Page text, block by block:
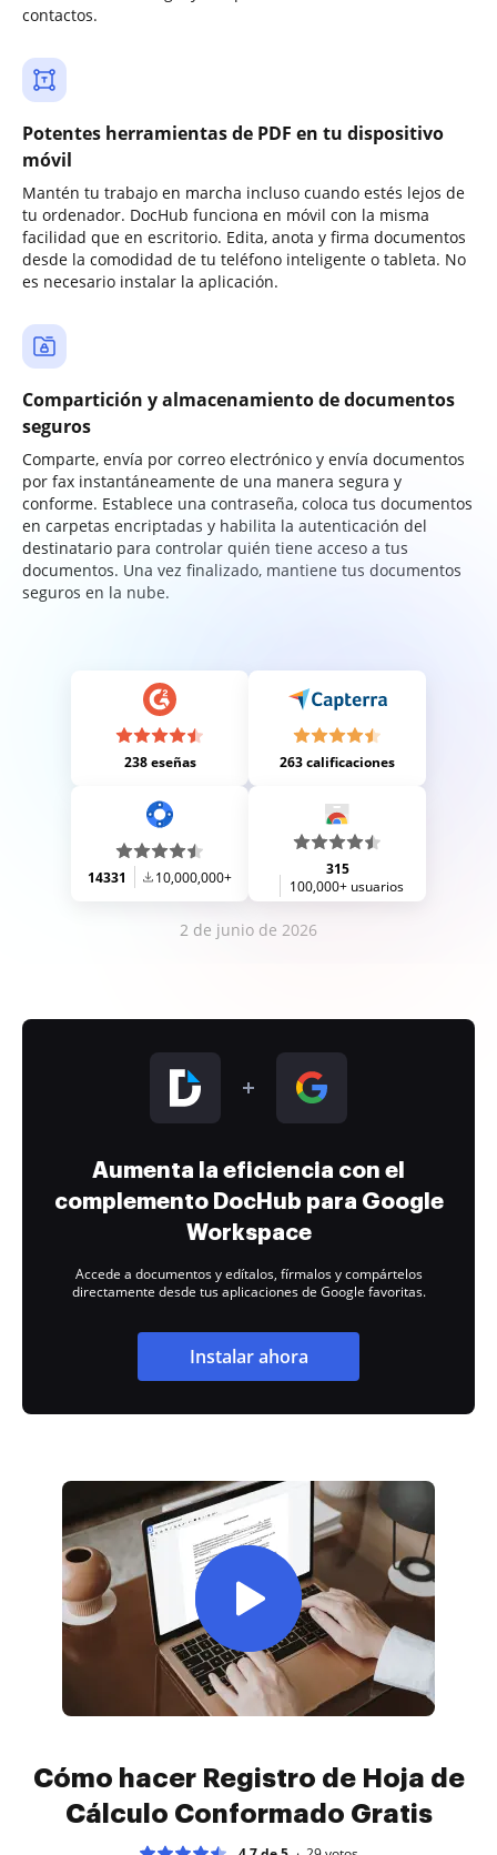
contactos.
Potentes herramientas de PDF en tu dispositivo
móvil
Mantén tu trabajo en marcha incluso cuando estés lejos de
tu ordenador. DocHub funciona en móvil con la misma
facilidad que en escritorio. Edita, anota y firma documentos
desde la comodidad de tu teléfono inteligente o tableta. No
es necesario instalar la aplicación.
Compartición y almacenamiento de documentos
seguros
Comparte, envía por correo electrónico y envía documentos
por fax instantáneamente de una manera segura y
conforme. Establece una contraseña, coloca tus documentos
en carpetas encriptadas y habilita la autenticación del
destinatario para controlar quién tiene acceso a tus
documentos. Una vez finalizado, mantiene tus documentos
seguros en la nube.
238 eseñas 263 calificaciones
14331 10,000,000+
315
100,000+ usuarios
2 de junio de 2026
Aumenta la eficiencia con el
complemento DocHub para Google
Workspace
Accede a documentos y edítalos, fírmalos y compártelos
directamente desde tus aplicaciones de Google favoritas.
Instalar ahora
Cómo hacer Registro de Hoja de
Cálculo Conformado Gratis